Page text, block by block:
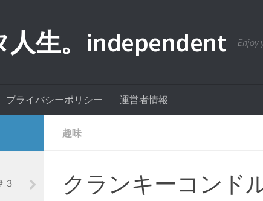
人生。independent Enjoy
プライバシーポリシー 運営者情報
趣味
クランキーコンド
３